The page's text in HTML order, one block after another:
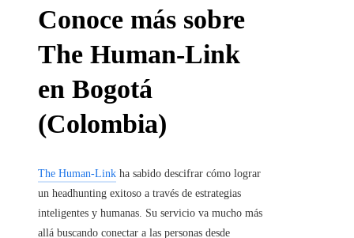
Conoce más sobre
The Human-Link
en Bogotá
(Colombia)
The Human-Link ha sabido descifrar cómo lograr
un headhunting exitoso a través de estrategias
inteligentes y humanas. Su servicio va mucho más
allá buscando conectar a las personas desde